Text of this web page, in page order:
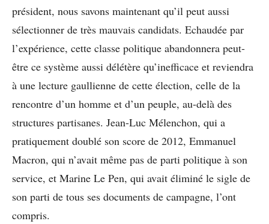
président, nous savons maintenant qu’il peut aussi
sélectionner de très mauvais candidats. Echaudée par
l’expérience, cette classe politique abandonnera peut-
être ce système aussi délétère qu’inefficace et reviendra
à une lecture gaullienne de cette élection, celle de la
rencontre d’un homme et d’un peuple, au-delà des
structures partisanes. Jean-Luc Mélenchon, qui a
pratiquement doublé son score de 2012, Emmanuel
Macron, qui n’avait même pas de parti politique à son
service, et Marine Le Pen, qui avait éliminé le sigle de
son parti de tous ses documents de campagne, l’ont
compris.